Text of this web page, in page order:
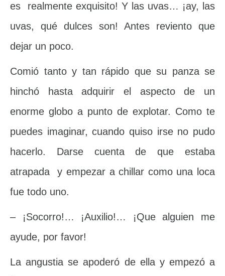
es realmente exquisito! Y las uvas… ¡ay, las
uvas, qué dulces son! Antes reviento que
dejar un poco.
Comió tanto y tan rápido que su panza se
hinchó hasta adquirir el aspecto de un
enorme globo a punto de explotar. Como te
puedes imaginar, cuando quiso irse no pudo
hacerlo. Darse cuenta de que estaba
atrapada y empezar a chillar como una loca
fue todo uno.
– ¡Socorro!… ¡Auxilio!… ¡Que alguien me
ayude, por favor!
La angustia se apoderó de ella y empezó a